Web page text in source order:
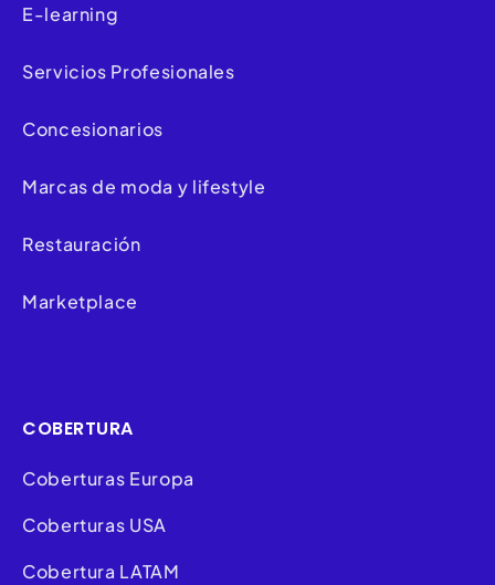
E-learning
Servicios Profesionales
Concesionarios
Marcas de moda y lifestyle
Restauración
Marketplace
COBERTURA
Coberturas Europa
Coberturas USA
Cobertura LATAM